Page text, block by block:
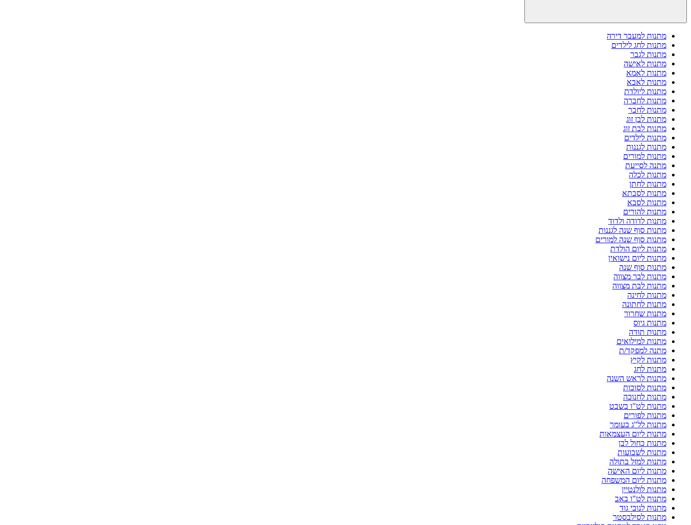
מתנות למעבר דירה
מתנות לחג לילדים
מתנות לגבר
מתנות לאישה
מתנות לאמא
מתנות לאבא
מתנות ליולדת
מתנות לחברה
מתנות לחבר
מתנות לבן זוג
מתנות לבת זוג
מתנות לילדים
מתנות לגננות
מתנות למורים
מתנה לסייעת
מתנות לכלה
מתנות לחתן
מתנות לסבתא
מתנות לסבא
מתנות להורים
מתנות לדודה ולדוד
מתנות סוף שנה לגננות
מתנות סוף שנה למורים
מתנות ליום הולדת
מתנות ליום נישואין
מתנות סוף שנה
מתנות לבר מצווה
מתנות לבת מצווה
מתנות לחינה
מתנות לחתונה
מתנות שחרור
מתנות גיוס
מתנות תודה
מתנות למילואים
מתנה למפקד/ת
מתנות לקיץ
מתנות לחג
מתנות לראש השנה
מתנות לסוכות
מתנות לחנוכה
מתנות לט"ו בשבט
מתנות לפורים
מתנות לל"ג בעומר
מתנות ליום העצמאות
מתנות כחול לבן
מתנות לשבועות
מתנות למזל בתולה
מתנות ליום האישה
מתנות ליום המשפחה
מתנות לולנטיין
מתנות לט"ו באב
מתנות לנובי גוד
מתנות לסילבסטר